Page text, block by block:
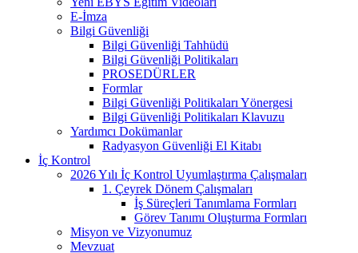
E-İmza
Bilgi Güvenliği
Bilgi Güvenliği Tahhüdü
Bilgi Güvenliği Politikaları
PROSEDÜRLER
Formlar
Bilgi Güvenliği Politikaları Yönergesi
Bilgi Güvenliği Politikaları Klavuzu
Yardımcı Dokümanlar
Radyasyon Güvenliği El Kitabı
İç Kontrol
2026 Yılı İç Kontrol Uyumlaştırma Çalışmaları
1. Çeyrek Dönem Çalışmaları
İş Süreçleri Tanımlama Formları
Görev Tanımı Oluşturma Formları
Misyon ve Vizyonumuz
Mevzuat